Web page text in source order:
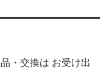
・交換は お受け出